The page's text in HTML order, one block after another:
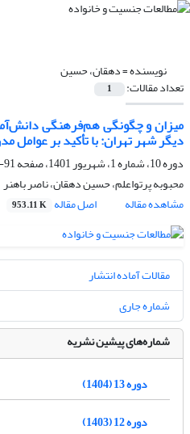
نویسنده =دهقان، حسین
تعداد مقالات: 1
میزان و چگونگی هم‌فرهنگی
دیگر شهر تهران: با تأکید بر عوامل
دوره 10، شماره 1، شهریور 1401، صفحه
91-116
محبوبه پرتواعلم، حسین دهقان، ناصر باهنر
مشاهده مقاله
اصل مقاله 953.11 K
مقالات آماده انتشار
شماره جاری
شماره‌های پیشین نشریه
دوره 13 (1404)
دوره 12 (1403)